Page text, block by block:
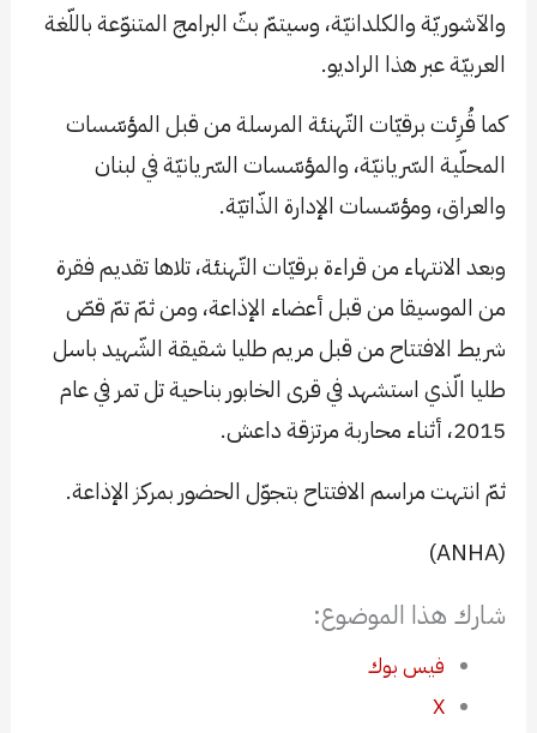
والآشوريّة والكلدانيّة، وسيتمّ بثّ البرامج المتنوّعة باللّغة
العربيّة عبر هذا الراديو.
كما قُرِئت برقيّات التّهنئة المرسلة من قبل المؤسّسات
المحلّية السّريانيّة، والمؤسّسات السّريانيّة في لبنان
والعراق، ومؤسّسات الإدارة الذّاتيّة.
وبعد الانتهاء من قراءة برقيّات التّهنئة، تلاها تقديم فقرة
من الموسيقا من قبل أعضاء الإذاعة، ومن ثمّ تمّ قصّ
شريط الافتتاح من قبل مريم طليا شقيقة الشّهيد باسل
طليا الّذي استشهد في قرى الخابور بناحية تل تمر في عام
2015، أثناء محاربة مرتزقة داعش.
ثمّ انتهت مراسم الافتتاح بتجوّل الحضور بمركز الإذاعة.
(ANHA)
شارك هذا الموضوع:
فيس بوك
X